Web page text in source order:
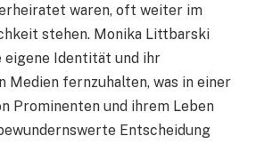
waren, oft weiter im
stehen. Monika Littbarski
eigene Identität und ihr
Medien fernzuhalten, was in einer
Prominenten und ihrem Leben
Entscheidung